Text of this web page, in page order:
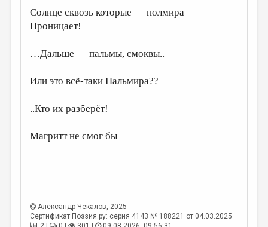
СТРАНИЦЫ ПАМЯТИ
ОБЪЯВЛЕНИЯ
КОЛОНКА РЕДАКТОРА
РЕДКОЛЛЕГИЯ
ЭССЕИСТИКА
ПУБЛИЦИСТИКА
Солнце сквозь которые — полмира
Проницает!
…Дальше — пальмы, смоквы..
Или это всё-таки Пальмира??
..Кто их разберёт!
Магритт не смог бы
Александр Чекалов, 2025
Сертификат Поэзия.ру: серия 4143 № 188221 от 04.03.2025